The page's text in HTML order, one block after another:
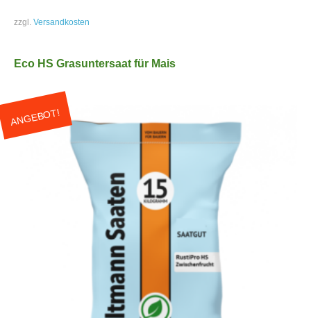
zzgl. Versandkosten
Eco HS Grasuntersaat für Mais
ANGEBOT!